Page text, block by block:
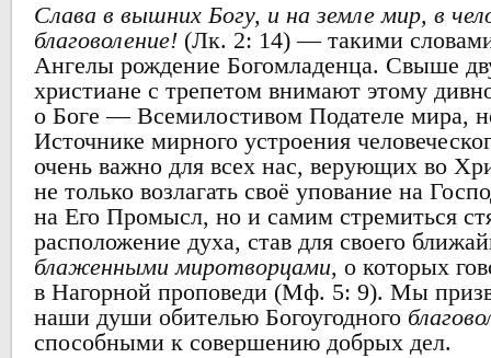
Слава в вышних Богу, и на земле мир, в
благоволение! (Лк. 2: 14) — такими
Ангелы рождение Богомладенца. Свыше
христиане с трепетом внимают этому
о Боге — Всемилостивом Подателе мира,
Источнике мирного устроения
очень важно для всех нас, верующих во
не только возлагать своё упование на
на Его Промысл, но и самим стремиться
расположение духа, став для своего
блаженными миротворцами, о которых
в Нагорной проповеди (Мф. 5: 9). Мы
наши души обителью Богоугодного
способными к совершению добрых дел.